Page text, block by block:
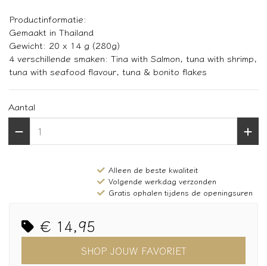
Productinformatie:
Gemaakt in Thailand
Gewicht: 20 x 14 g (280g)
4 verschillende smaken: Tina with Salmon, tuna with shrimp,
tuna with seafood flavour, tuna & bonito flakes
Aantal
Alleen de beste kwaliteit
Volgende werkdag verzonden
Gratis ophalen tijdens de openingsuren
€ 14,95
SHOP JOUW FAVORIET